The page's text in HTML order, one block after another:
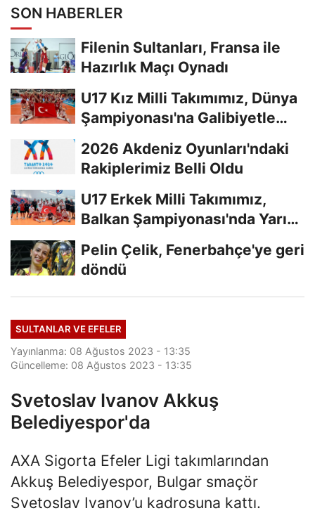
SON HABERLER
Filenin Sultanları, Fransa ile
Hazırlık Maçı Oynadı
U17 Kız Milli Takımımız, Dünya
Şampiyonası'na Galibiyetle
2026 Akdeniz Oyunları'ndaki
Rakiplerimiz Belli Oldu
U17 Erkek Milli Takımımız,
Balkan Şampiyonası'nda Yarı
Pelin Çelik, Fenerbahçe'ye geri
döndü
SULTANLAR VE EFELER
Yayınlanma: 08 Ağustos 2023 - 13:35
Güncelleme: 08 Ağustos 2023 - 13:35
Svetoslav Ivanov Akkuş
Belediyespor'da
AXA Sigorta Efeler Ligi takımlarından
Akkuş Belediyespor, Bulgar smaçör
Svetoslav Ivanov’u kadrosuna kattı.